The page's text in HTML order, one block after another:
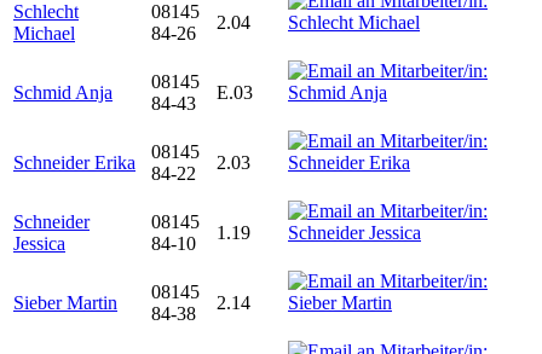
Schlecht
Michael
08145
84-26
2.04
Schmid Anja
08145
84-43
E.03
Schneider Erika
08145
84-22
2.03
Schneider
Jessica
08145
84-10
1.19
Sieber Martin
08145
84-38
2.14